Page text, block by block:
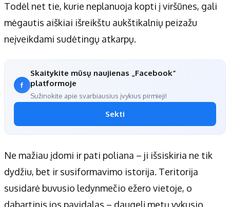
Todėl net tie, kurie neplanuoja kopti į viršūnes, gali
mėgautis aiškiai išreikštu aukštikalnių peizažu
neįveikdami sudėtingų atkarpų.
Skaitykite mūsų naujienas „Facebook“
platformoje
Sužinokite apie svarbiausius įvykius pirmieji!
Sekti
Ne mažiau įdomi ir pati poliana – ji išsiskiria ne tik
dydžiu, bet ir susiformavimo istorija. Teritorija
susidarė buvusio ledynmečio ežero vietoje, o
dabartinis jos pavidalas – daugelį metų vykusio